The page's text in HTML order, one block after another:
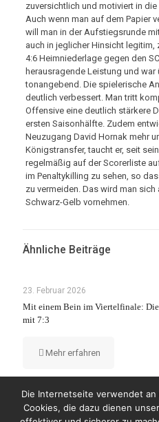
zuversichtlich und motiviert in
Auch wenn man auf dem Papier
will man in der Aufstiegsrunde
auch in jeglicher Hinsicht
4:6 Heimniederlage gegen den
herausragende Leistung und war
tonangebend. Die spielerische
deutlich verbessert. Man tritt
Offensive eine deutlich stärkere
ersten Saisonhälfte. Zudem
Neuzugang David Hornak mehr
Königstransfer, taucht er, seit
regelmäßig auf der Scorerliste
im Penaltykilling zu sehen, so
zu vermeiden. Das wird man
Schwarz-Gelb vornehmen.
Ähnliche Beiträge
23. Februar 2026
Mit einem Bein im Viertelfinale:
mit 7:3
Mehr erfahren
Die Internetseite verwendet
Cookies, die dazu dienen